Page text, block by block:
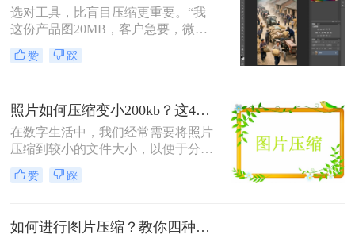
选对工具，比盲目压缩更重要。“我
这份产品图20MB，客户急要，微信
死活发不出去！”一位做电商的朋友
半夜给我发来消息。这场景，想必很
赞 踩
照片如何压缩变小200kb？这4种压缩方法请务必学会！
在数字生活中，我们经常需要将照片
压缩到较小的文件大小，以便于分
享、上传或存储。那么照片如何压缩
变小200kb呢？本文将介绍四种将照
赞 踩
如何进行图片压缩？教你四种实用方法！